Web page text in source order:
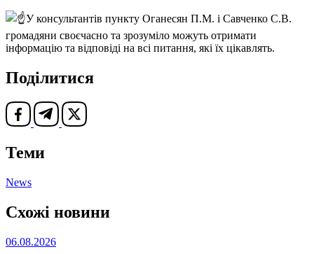
У консультантів пункту Оганесян П.М. і Савченко С.В.
громадяни своєчасно та зрозуміло можуть отримати
інформацію та відповіді на всі питання, які їх цікавлять.
Поділитися
Теми
News
Схожі новини
06.08.2026